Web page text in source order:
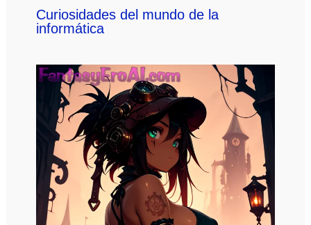
Curiosidades del mundo de la
informática